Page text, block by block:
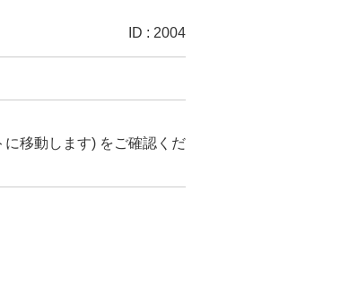
ID : 2004
移動します) をご確認くだ